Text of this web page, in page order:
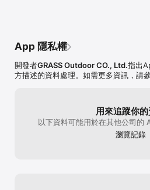
投的人。
GRASS 有沒有詐騙？
各種安全審核保證平台用戶安全。
我們堅持維護真實、透明、安全的交友
App 隱私權
開發者GRASS Outdoor CO., Ltd.指出
方描述的資料處理。如需更多資訊，請
用來追蹤你
以下資料可能用於在其他公司的
瀏覽記錄